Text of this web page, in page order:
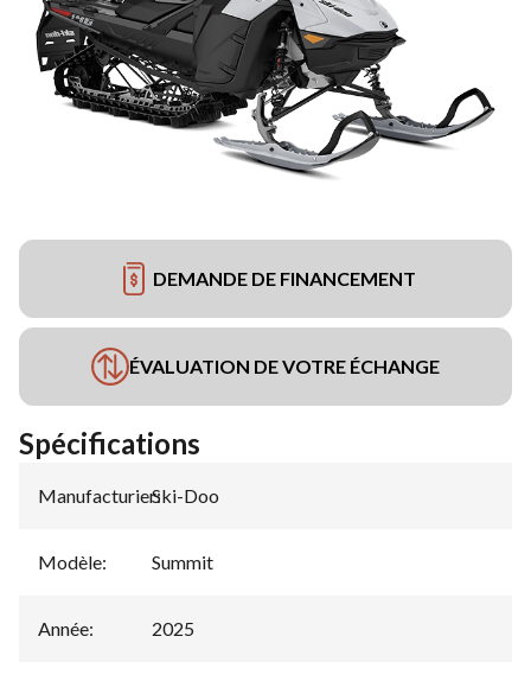
DEMANDE DE FINANCEMENT
ÉVALUATION DE VOTRE ÉCHANGE
Spécifications
Manufacturier:
Ski-Doo
Modèle: Summit
Année: 2025